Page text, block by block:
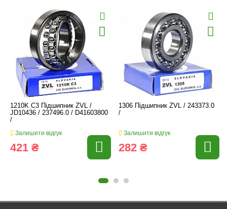
1210K C3 Підшипник ZVL /
JD10436 / 237496.0 / D41603800
/
Залишити відгук
421 ₴
1306 Підшипник ZVL / 243373.0
/
Залишити відгук
282 ₴